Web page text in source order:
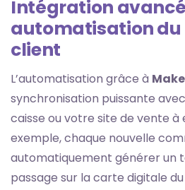
Intégration
automatisation
client
L’automatisation grâce à
synchronisation puissante
caisse ou votre site de vente
exemple, chaque nouvelle
automatiquement générer un
passage sur la carte digitale